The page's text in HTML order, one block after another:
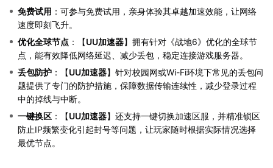
免费试用 ：可参与免费试用，亲身体验其卓越加速效能，让网络
速度即刻飞升。
优化全球节点 ：【UU加速器】拥有针对《战地6》优化的全球节
点，能有效降低网络延迟、减少丢包，稳定连接游戏服务器。
丢包防护 ：【UU加速器】针对校园网或Wi-Fi环境下常见的丢包问
题提供了专门的防护措施，保障数据传输连续性，减少登录过程
中的掉线与中断。
一键换区 ：【UU加速器】还支持一键切换加速区服，并精准锁区
防止IP频繁变化引起封号等问题，让玩家随时根据实际情况选择
最优节点。